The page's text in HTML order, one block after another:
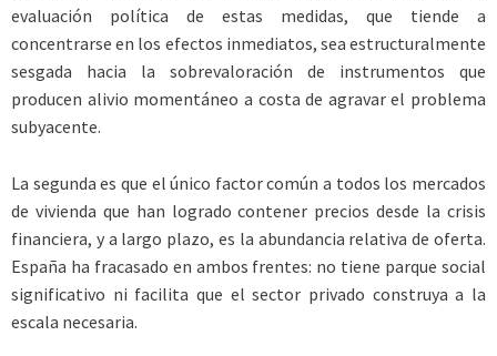
evaluación política de estas medidas, que tiende a
concentrarse en los efectos inmediatos, sea estructuralmente
sesgada hacia la sobrevaloración de instrumentos que
producen alivio momentáneo a costa de agravar el problema
subyacente.
La segunda es que el único factor común a todos los mercados
de vivienda que han logrado contener precios desde la crisis
financiera, y a largo plazo, es la abundancia relativa de oferta.
España ha fracasado en ambos frentes: no tiene parque social
significativo ni facilita que el sector privado construya a la
escala necesaria.